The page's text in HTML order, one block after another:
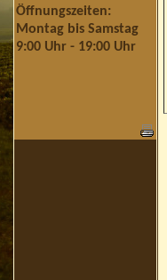
Öffnungszeiten:
Montag bis Samstag
9:00 Uhr - 19:00 Uhr